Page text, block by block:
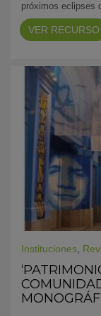
próximos eclipses
VER RECURSO
Instituciones,